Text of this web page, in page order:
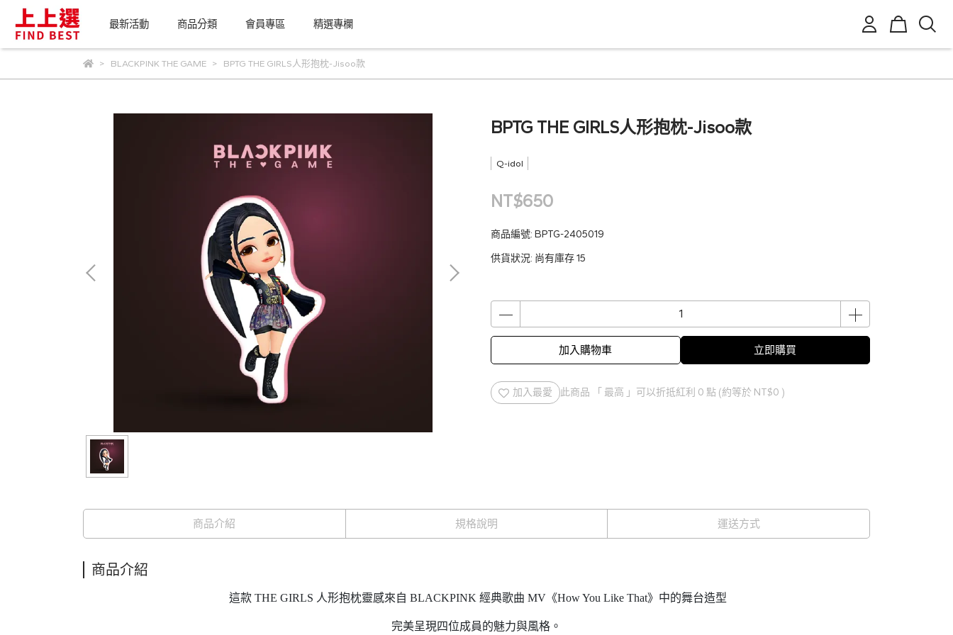
最新活動 商品分類 會員專區 精選專欄
BLACKPINK THE GAME BPTG THE GIRLS人形抱枕-Jisoo款
BPTG THE GIRLS人形抱枕-Jisoo款
Q-idol
NT$650
商品編號: BPTG-2405019
供貨狀況: 尚有庫存 15
加入購物車 立即購買
加入最愛 此商品 「 最高 」可以折抵紅利 0 點 (約等於 NT$0 )
商品介紹 規格說明 運送方式
商品介紹
這款 THE GIRLS 人形抱枕靈感來自 BLACKPINK 經典歌曲 MV《How You Like That》中的舞台造型
完美呈現四位成員的魅力與風格。